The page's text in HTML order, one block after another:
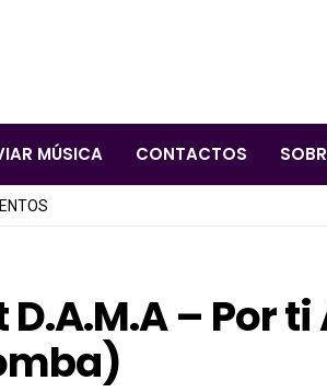
MÚSICA CONTACTOS
– Por